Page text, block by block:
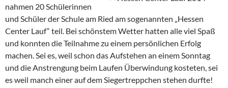
nahmen 20 Schülerinnen
und Schüler der Schule am Ried am sogenannten „Hessen
Center Lauf“ teil. Bei schönstem Wetter hatten alle viel Spaß
und konnten die Teilnahme zu einem persönlichen Erfolg
machen. Sei es, weil schon das Aufstehen an einem Sonntag
und die Anstrengung beim Laufen Überwindung kosteten, sei
es weil manch einer auf dem Siegertreppchen stehen durfte!